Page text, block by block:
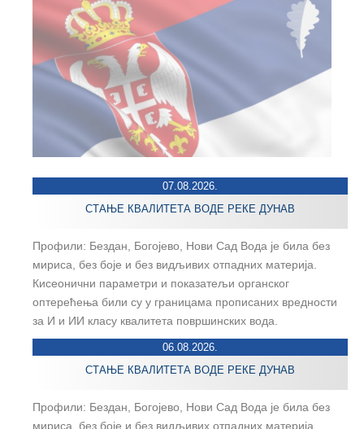
07.08.2026.
СТАЊЕ КВАЛИТЕТА ВОДЕ РЕКЕ ДУНАВ
Профили: Бездан, Богојево, Нови Сад Вода је била без
мириса, без боје и без видљивих отпадних материја.
Кисеонични параметри и показатељи органског
оптерећења били су у границама прописаних вредности
за И и ИИ класу квалитета површинских вода.
06.08.2026.
СТАЊЕ КВАЛИТЕТА ВОДЕ РЕКЕ ДУНАВ
Профили: Бездан, Богојево, Нови Сад Вода је била без
мириса, без боје и без видљивих отпадних материја.